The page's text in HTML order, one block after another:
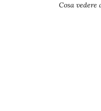
Cosa vedere